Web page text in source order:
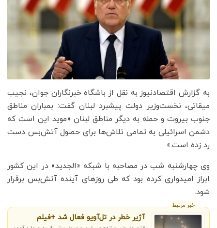
به گزارش اقتصادنیوز به نقل از باشگاه خبرنگاران جوان، نجیب
میقاتی، نخست‌وزیر دولت پیشبرد لبنان گفت: بمباران مناطق
جنوب بیروت و حمله به دیگر مناطق لبنان «موید این است که
دشمن اسرائیلی به تمامی تلاش‌ها برای حصول آتش‌بس دست
رد زده است.»
وی چهارشنبه شب در مصاحبه با شبکه «الجدید» در این کشور
ابراز امیدواری کرده بود که طی روز‌های آینده آتش‌بس برقرار
شود.
خبر مرتبط
آژیر خطر در تل‌آویو فعال شد +فیلم